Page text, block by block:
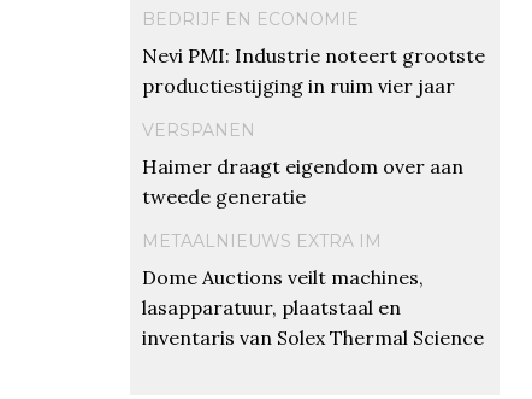
BEDRIJF EN ECONOMIE
Nevi PMI: Industrie noteert grootste
productiestijging in ruim vier jaar
VERSPANEN
Haimer draagt eigendom over aan
tweede generatie
METAALNIEUWS EXTRA IM
Dome Auctions veilt machines,
lasapparatuur, plaatstaal en
inventaris van Solex Thermal Science